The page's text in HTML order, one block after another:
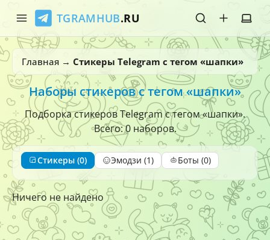
TGRAMHUB.RU
Главная
Стикеры
Эмодзи
Боты
О нас
Главная → Стикеры Telegram с тегом «шапки»
Наборы стикеров с тегом «шапки»
Подборка стикеров Telegram с тегом «шапки».
Всего: 0 наборов.
Стикеры (0) Эмодзи (1) Боты (0)
Ничего не найдено